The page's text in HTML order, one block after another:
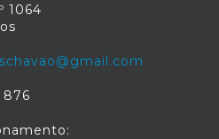
1064
876